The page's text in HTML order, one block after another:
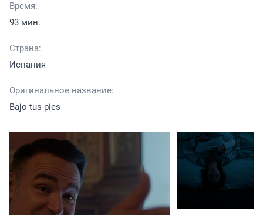
Время:
93 мин.
Страна:
Испания
Оригинальное название:
Bajo tus pies